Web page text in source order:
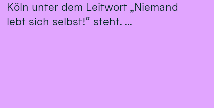
Köln unter dem Leitwort „Niemand
lebt sich selbst!“ steht. ...